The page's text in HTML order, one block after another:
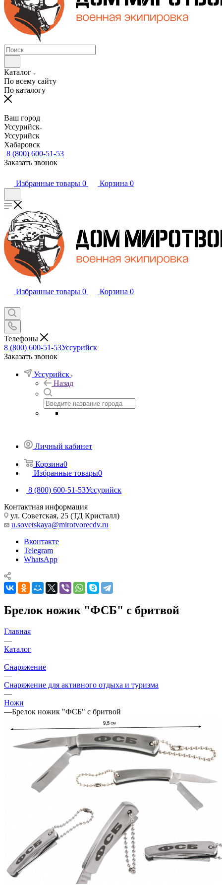
Каталог
По всему сайту
По каталогу
Ваш город
Уссурийск
Уссурийск
Хабаровск
8 (800) 600-51-53
Заказать звонок
Избранные товары 0 Корзина 0
Избранные товары 0 Корзина 0
Телефоны
8 (800) 600-51-53Уссурийск
Заказать звонок
Уссурийск
Назад
Личный кабинет
Корзина0
Избранные товары0
8 (800) 600-51-53Уссурийск
Контактная информация
ул. Советская, 25 (ТД Кристалл)
u.sovetskaya@mirotvorecdv.ru
Вконтакте
Telegram
WhatsApp
Брелок ножик "ФСБ" с бритвой
Главная
—
Каталог
—
Снаряжение
—
Снаряжение для активного отдыха и туризма
—
Ножи
—Брелок ножик "ФСБ" с бритвой